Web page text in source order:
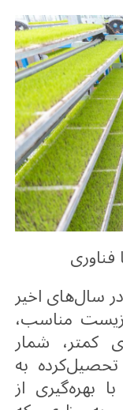
سال‌های اخیر
زیست مناسب،
کمتر، شمار
تحصیل‌کرده به
بهره‌گیری از